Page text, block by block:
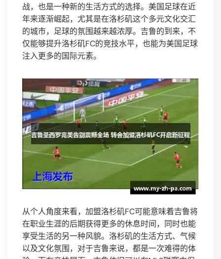
战，也是一种新的生活方式的选择。美国足球在近
年来逐渐崛起，尤其是在洛杉矶这个多元文化交汇
的城市，足球的氛围越来越浓厚。吉鲁的到来，不
仅能够提升洛杉矶FC的竞技水平，也能为美国足球
注入更多的国际元素。
从个人角度来看，加盟洛杉矶FC可能意味着吉鲁将
在职业生涯的后期获得更多的休息时间，同时也能
享受生活的另一种风貌。洛杉矶的生活方式、气候
以及文化氛围，对于吉鲁来说，都是一次难得的体